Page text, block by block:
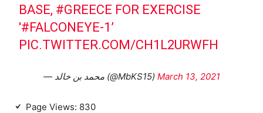
BASE, #GREECE FOR EXERCISE
'#FALCONEYE-1’
PIC.TWITTER.COM/CH1L2URWFH
— محمد بن خالد (@MbKS15) March 13, 2021
Page Views: 830